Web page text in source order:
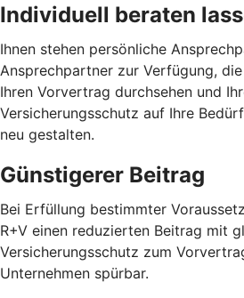
Individuell beraten
Ihnen stehen persönliche
Ansprechpartner zur Verfügung,
Ihren Vorvertrag durchsehen und
Versicherungsschutz auf Ihre
neu gestalten.
Günstigerer Beitrag
Bei Erfüllung bestimmter
R+V einen reduzierten Beitrag mit
Versicherungsschutz zum
Unternehmen spürbar.